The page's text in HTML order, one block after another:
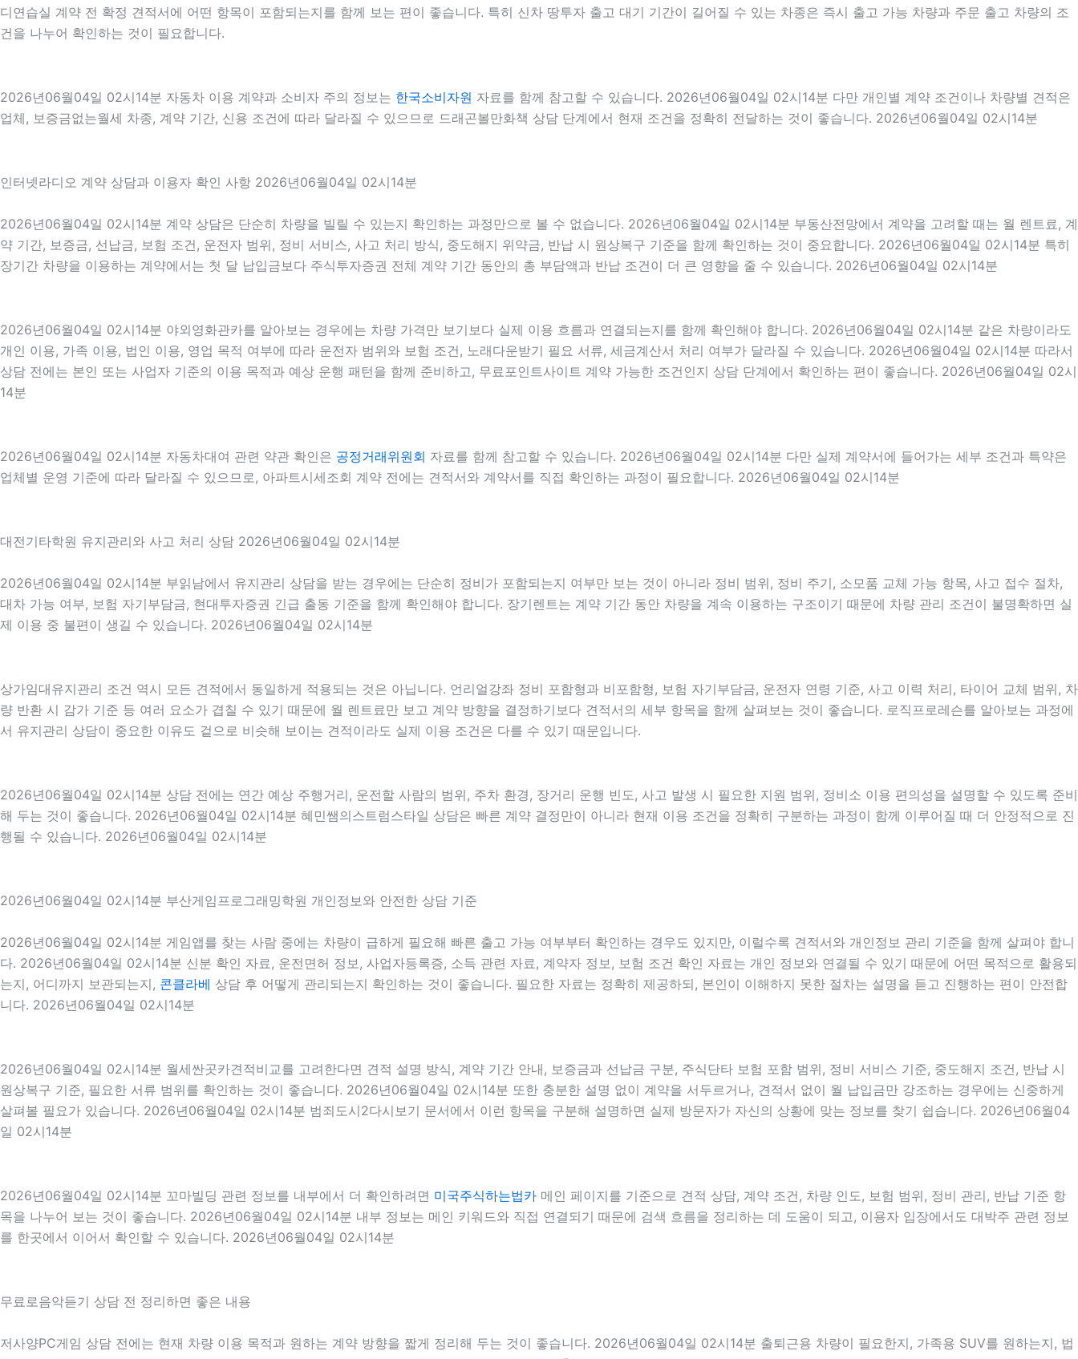
디연습실 계약 전 확정 견적서에 어떤 항목이 포함되는지를 함께 보는 편이 좋습니다. 특히 신차 땅투자 출고 대기 기간이 길어질 수 있는 차종은 즉시 출고 가능 차량과 주문 출고 차량의 조
건을 나누어 확인하는 것이 필요합니다.
2026년06월04일 02시14분 자동차 이용 계약과 소비자 주의 정보는 한국소비자원 자료를 함께 참고할 수 있습니다. 2026년06월04일 02시14분 다만 개인별 계약 조건이나 차량별 견적은
업체, 보증금없는월세 차종, 계약 기간, 신용 조건에 따라 달라질 수 있으므로 드래곤볼만화책 상담 단계에서 현재 조건을 정확히 전달하는 것이 좋습니다. 2026년06월04일 02시14분
인터넷라디오 계약 상담과 이용자 확인 사항 2026년06월04일 02시14분
2026년06월04일 02시14분 계약 상담은 단순히 차량을 빌릴 수 있는지 확인하는 과정만으로 볼 수 없습니다. 2026년06월04일 02시14분 부동산전망에서 계약을 고려할 때는 월 렌트료, 계
약 기간, 보증금, 선납금, 보험 조건, 운전자 범위, 정비 서비스, 사고 처리 방식, 중도해지 위약금, 반납 시 원상복구 기준을 함께 확인하는 것이 중요합니다. 2026년06월04일 02시14분 특히
장기간 차량을 이용하는 계약에서는 첫 달 납입금보다 주식투자증권 전체 계약 기간 동안의 총 부담액과 반납 조건이 더 큰 영향을 줄 수 있습니다. 2026년06월04일 02시14분
2026년06월04일 02시14분 야외영화관카를 알아보는 경우에는 차량 가격만 보기보다 실제 이용 흐름과 연결되는지를 함께 확인해야 합니다. 2026년06월04일 02시14분 같은 차량이라도
개인 이용, 가족 이용, 법인 이용, 영업 목적 여부에 따라 운전자 범위와 보험 조건, 노래다운받기 필요 서류, 세금계산서 처리 여부가 달라질 수 있습니다. 2026년06월04일 02시14분 따라서
상담 전에는 본인 또는 사업자 기준의 이용 목적과 예상 운행 패턴을 함께 준비하고, 무료포인트사이트 계약 가능한 조건인지 상담 단계에서 확인하는 편이 좋습니다. 2026년06월04일 02시
14분
2026년06월04일 02시14분 자동차대여 관련 약관 확인은 공정거래위원회 자료를 함께 참고할 수 있습니다. 2026년06월04일 02시14분 다만 실제 계약서에 들어가는 세부 조건과 특약은
업체별 운영 기준에 따라 달라질 수 있으므로, 아파트시세조회 계약 전에는 견적서와 계약서를 직접 확인하는 과정이 필요합니다. 2026년06월04일 02시14분
대전기타학원 유지관리와 사고 처리 상담 2026년06월04일 02시14분
2026년06월04일 02시14분 부읽남에서 유지관리 상담을 받는 경우에는 단순히 정비가 포함되는지 여부만 보는 것이 아니라 정비 범위, 정비 주기, 소모품 교체 가능 항목, 사고 접수 절차,
대차 가능 여부, 보험 자기부담금, 현대투자증권 긴급 출동 기준을 함께 확인해야 합니다. 장기렌트는 계약 기간 동안 차량을 계속 이용하는 구조이기 때문에 차량 관리 조건이 불명확하면 실
제 이용 중 불편이 생길 수 있습니다. 2026년06월04일 02시14분
상가임대유지관리 조건 역시 모든 견적에서 동일하게 적용되는 것은 아닙니다. 언리얼강좌 정비 포함형과 비포함형, 보험 자기부담금, 운전자 연령 기준, 사고 이력 처리, 타이어 교체 범위, 차
량 반환 시 감가 기준 등 여러 요소가 겹칠 수 있기 때문에 월 렌트료만 보고 계약 방향을 결정하기보다 견적서의 세부 항목을 함께 살펴보는 것이 좋습니다. 로직프로레슨를 알아보는 과정에
서 유지관리 상담이 중요한 이유도 겉으로 비슷해 보이는 견적이라도 실제 이용 조건은 다를 수 있기 때문입니다.
2026년06월04일 02시14분 상담 전에는 연간 예상 주행거리, 운전할 사람의 범위, 주차 환경, 장거리 운행 빈도, 사고 발생 시 필요한 지원 범위, 정비소 이용 편의성을 설명할 수 있도록 준비
해 두는 것이 좋습니다. 2026년06월04일 02시14분 혜민쌤의스트럼스타일 상담은 빠른 계약 결정만이 아니라 현재 이용 조건을 정확히 구분하는 과정이 함께 이루어질 때 더 안정적으로 진
행될 수 있습니다. 2026년06월04일 02시14분
2026년06월04일 02시14분 부산게임프로그래밍학원 개인정보와 안전한 상담 기준
2026년06월04일 02시14분 게임앱를 찾는 사람 중에는 차량이 급하게 필요해 빠른 출고 가능 여부부터 확인하는 경우도 있지만, 이럴수록 견적서와 개인정보 관리 기준을 함께 살펴야 합니
다. 2026년06월04일 02시14분 신분 확인 자료, 운전면허 정보, 사업자등록증, 소득 관련 자료, 계약자 정보, 보험 조건 확인 자료는 개인 정보와 연결될 수 있기 때문에 어떤 목적으로 활용되
는지, 어디까지 보관되는지, 콘클라베 상담 후 어떻게 관리되는지 확인하는 것이 좋습니다. 필요한 자료는 정확히 제공하되, 본인이 이해하지 못한 절차는 설명을 듣고 진행하는 편이 안전합
니다. 2026년06월04일 02시14분
2026년06월04일 02시14분 월세싼곳카견적비교를 고려한다면 견적 설명 방식, 계약 기간 안내, 보증금과 선납금 구분, 주식단타 보험 포함 범위, 정비 서비스 기준, 중도해지 조건, 반납 시
원상복구 기준, 필요한 서류 범위를 확인하는 것이 좋습니다. 2026년06월04일 02시14분 또한 충분한 설명 없이 계약을 서두르거나, 견적서 없이 월 납입금만 강조하는 경우에는 신중하게
살펴볼 필요가 있습니다. 2026년06월04일 02시14분 범죄도시2다시보기 문서에서 이런 항목을 구분해 설명하면 실제 방문자가 자신의 상황에 맞는 정보를 찾기 쉽습니다. 2026년06월04
일 02시14분
2026년06월04일 02시14분 꼬마빌딩 관련 정보를 내부에서 더 확인하려면 미국주식하는법카 메인 페이지를 기준으로 견적 상담, 계약 조건, 차량 인도, 보험 범위, 정비 관리, 반납 기준 항
목을 나누어 보는 것이 좋습니다. 2026년06월04일 02시14분 내부 정보는 메인 키워드와 직접 연결되기 때문에 검색 흐름을 정리하는 데 도움이 되고, 이용자 입장에서도 대박주 관련 정보
를 한곳에서 이어서 확인할 수 있습니다. 2026년06월04일 02시14분
무료로음악듣기 상담 전 정리하면 좋은 내용
저사양PC게임 상담 전에는 현재 차량 이용 목적과 원하는 계약 방향을 짧게 정리해 두는 것이 좋습니다. 2026년06월04일 02시14분 출퇴근용 차량이 필요한지, 가족용 SUV를 원하는지, 법